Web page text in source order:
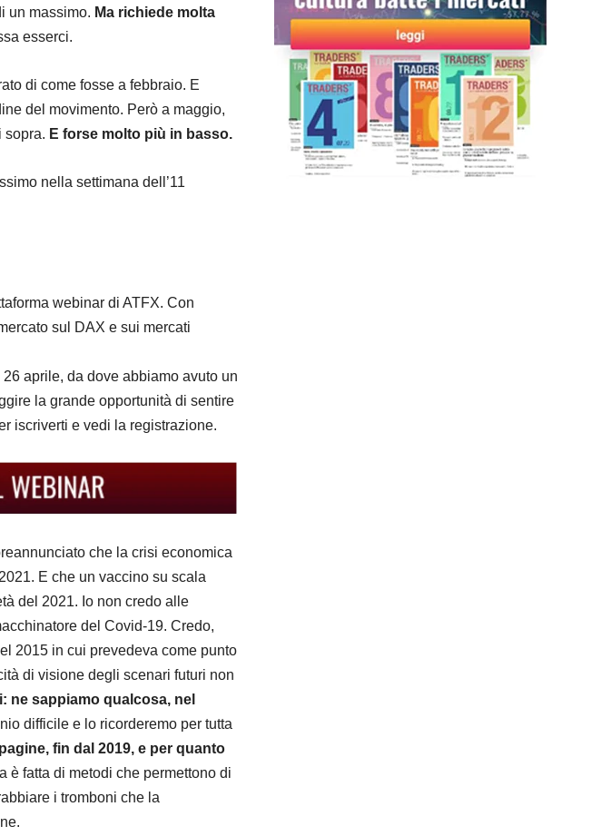
un massimo. Ma richiede molta
esserci.
di come fosse a febbraio. E
del movimento. Però a maggio,
sopra. E forse molto più in basso.
nella settimana dell’11
webinar di ATFX. Con
sul DAX e sui mercati
aprile, da dove abbiamo avuto un
la grande opportunità di sentire
iscriverti e vedi la registrazione.
che la crisi economica
E che un vaccino su scala
del 2021. Io non credo alle
del Covid-19. Credo,
2015 in cui prevedeva come punto
di visione degli scenari futuri non
ne sappiamo qualcosa, nel
difficile e lo ricorderemo per tutta
fin dal 2019, e per quanto
è fatta di metodi che permettono di
i tromboni che la